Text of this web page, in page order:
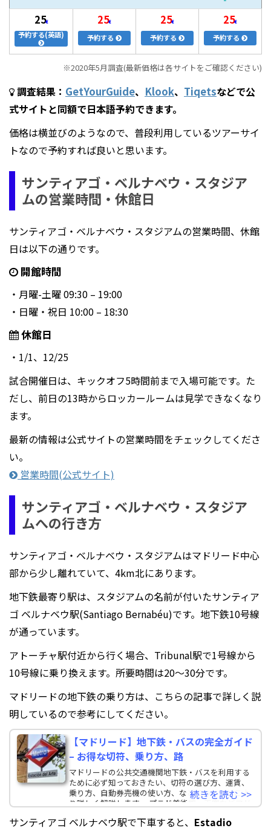
25€
予約する(英語)
25€
予約する
25€
予約する
25€
予約する
※2020年5月調査(最新価格は各サイトをご確認ください)
調査結果： GetYourGuide、 Klook、 Tiqetsなどで公
式サイトと同額で日本語予約できます。
価格は横並びのようなので、普段利用しているツアーサイ
トなので予約すれば良いと思います。
サンティアゴ・ベルナベウ・スタジア
ムの営業時間・休館日
サンティアゴ・ベルナベウ・スタジアムの営業時間、休館
日は以下の通りです。
開館時間
・月曜-土曜 09:30 – 19:00
・日曜・祝日 10:00 – 18:30
休館日
・1/1、12/25
試合開催日は、キックオフ5時間前まで入場可能です。た
だし、前日の13時からロッカールームは見学できなくなり
ます。
最新の情報は公式サイトの営業時間をチェックしてくださ
い。
営業時間(公式サイト)
サンティアゴ・ベルナベウ・スタジア
ムへの行き方
サンティアゴ・ベルナベウ・スタジアムはマドリード中心
部から少し離れていて、4km北にあります。
地下鉄最寄り駅は、スタジアムの名前が付いたサンティア
ゴ ベルナベウ駅(Santiago Bernabéu)です。地下鉄10号線
が通っています。
アトーチャ駅付近から行く場合、Tribunal駅で1号線から
10号線に乗り換えます。所要時間は20～30分です。
マドリードの地下鉄の乗り方は、こちらの記事で詳しく説
明しているので参考にしてください。
【マドリード】地下鉄・バスの完全ガイド
– お得な切符、乗り方、路
マドリードの公共交通機関地下鉄・バスを利用する
ために必ず知っておきたい、切符の選び方、運賃、
乗り方、自動券売機の使い方、などについてどこよ
り詳しく解説します。 プラド美術館、王宮などマド
続きを読む >>
サンティアゴ ベルナベウ駅で下車すると、 Estadio